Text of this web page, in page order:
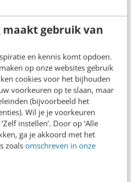
gebruik van
en kennis komt opdoen.
op onze websites gebruik
cookies voor het bijhouden
voorkeuren op te slaan, maar
(bijvoorbeeld het
Wil je je voorkeuren
instellen’. Door op ‘Alle
ga je akkoord met het
zoals omschreven in onze
vanaf het moment dat
zijn geldigheid heeft
mailmarketeer er alles aan
te komen aan de
die goedkeuring hebben
van je te ontvangen.
zowel de ontvanger als
van belang dat het
voorwaarden een